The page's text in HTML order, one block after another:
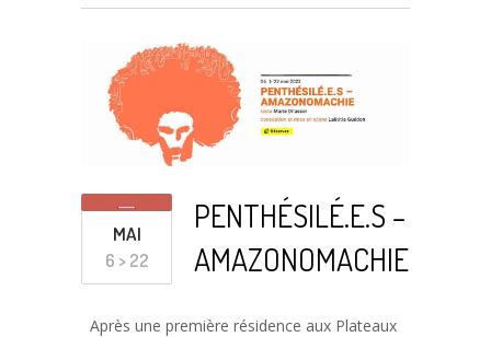
MAI
6 > 22
PENTHÉSILÉ.E.S –
AMAZONOMACHIE
Après une première résidence aux Plateaux